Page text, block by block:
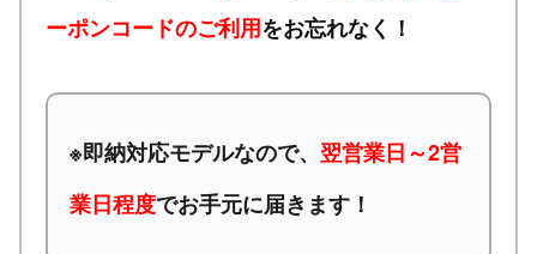
ーポンコードのご利用をお忘れなく！
※即納対応モデルなので、 翌営業日～2営
業日程度でお手元に届きます！